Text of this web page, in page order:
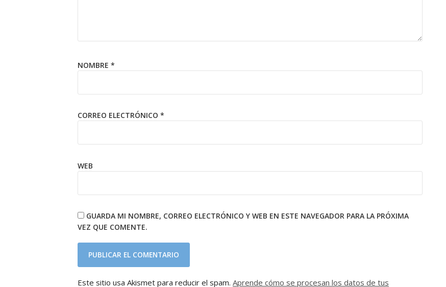
NOMBRE *
CORREO ELECTRÓNICO *
WEB
GUARDA MI NOMBRE, CORREO ELECTRÓNICO Y WEB EN ESTE NAVEGADOR PARA LA PRÓXIMA
VEZ QUE COMENTE.
Este sitio usa Akismet para reducir el spam. Aprende cómo se procesan los datos de tus